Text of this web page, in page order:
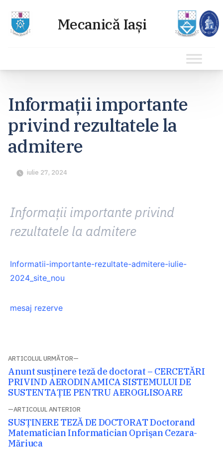
conținut
Informații importante
privind rezultatele la
admitere
iulie 27, 2024
Informații importante privind
rezultatele la admitere
Informatii-importante-rezultate-admitere-iulie-
2024_site_nou
mesaj rezerve
Navigare
în
articole
ARTICOLUL ANTERIOR
Articolul
anterior:
SUSȚINERE TEZĂ DE DOCTORAT Doctorand
Matematician Informatician Oprişan Cezara-
Măriuca
ARTICOLUL URMĂTOR
Articolul
următor:
Anunt susținere teză de doctorat – CERCETĂRI
PRIVIND AERODINAMICA SISTEMULUI DE
SUSTENTAȚIE PENTRU AEROGLISOARE